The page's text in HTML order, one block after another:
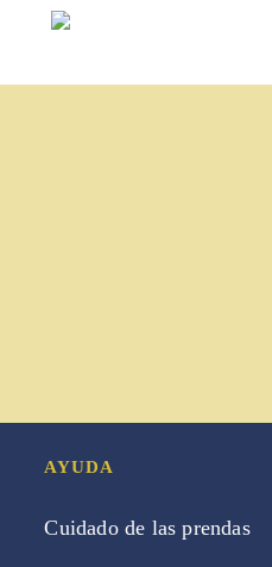
AYUDA
Cuidado de las prendas